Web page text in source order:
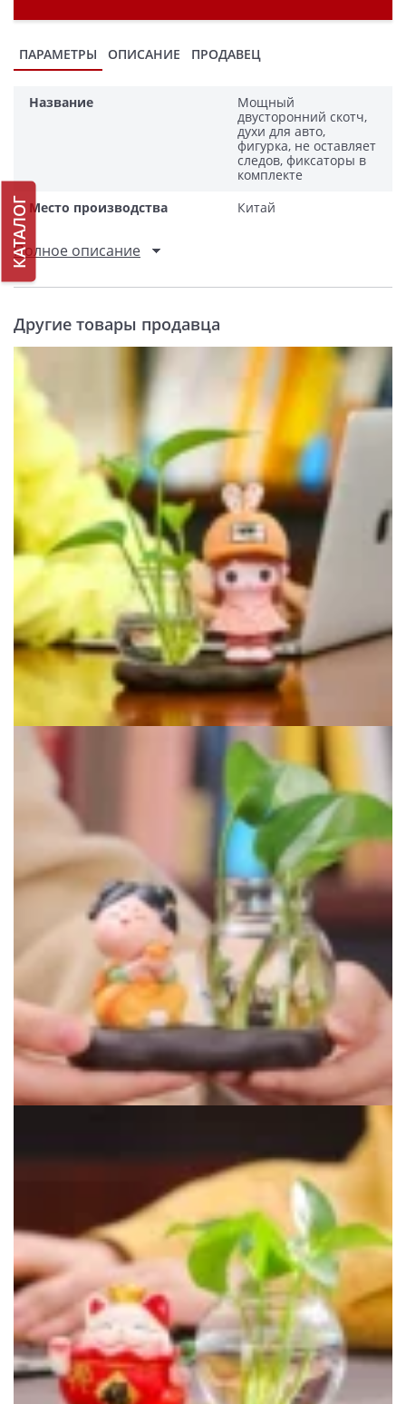
КАТАЛОГ
ПАРАМЕТРЫ ОПИСАНИЕ ПРОДАВЕЦ
Название
Мощный
двусторонний скотч,
духи для авто,
фигурка, не оставляет
следов, фиксаторы в
комплекте
Место производства
Китай
Полное описание
Другие товары продавца